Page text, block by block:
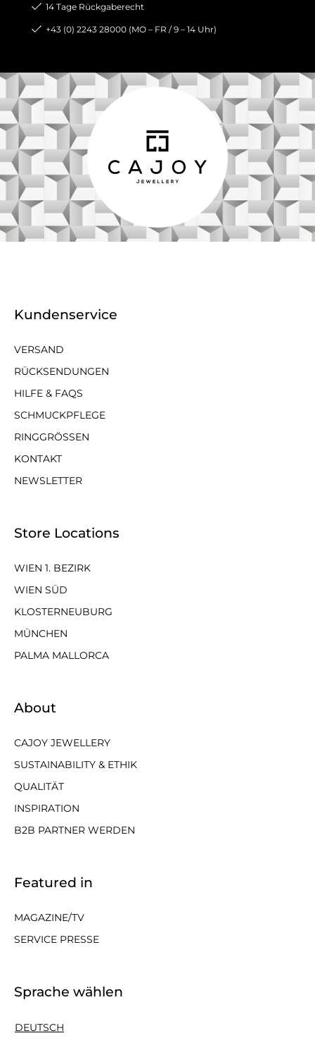
14 Tage Rückgaberecht
+43 (0) 2243 28000 (MO – FR / 9 – 14 Uhr)
Kundenservice
VERSAND
RÜCKSENDUNGEN
HILFE & FAQS
SCHMUCKPFLEGE
RINGGRÖSSEN
KONTAKT
NEWSLETTER
Store Locations
WIEN 1. BEZIRK
WIEN SÜD
KLOSTERNEUBURG
MÜNCHEN
PALMA MALLORCA
About
CAJOY JEWELLERY
SUSTAINABILITY & ETHIK
QUALITÄT
INSPIRATION
B2B PARTNER WERDEN
Featured in
MAGAZINE/TV
SERVICE PRESSE
Sprache wählen
DEUTSCH